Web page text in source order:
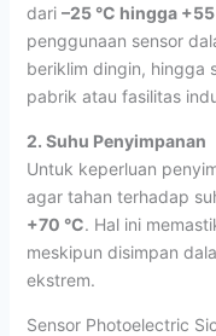
dari –25 °C hingga +55
penggunaan sensor
beriklim dingin, hingga
pabrik atau fasilitas
2. Suhu Penyimpanan
Untuk keperluan
agar tahan terhadap
+70 °C. Hal ini
meskipun disimpan
ekstrem.
Sensor Photoelectric